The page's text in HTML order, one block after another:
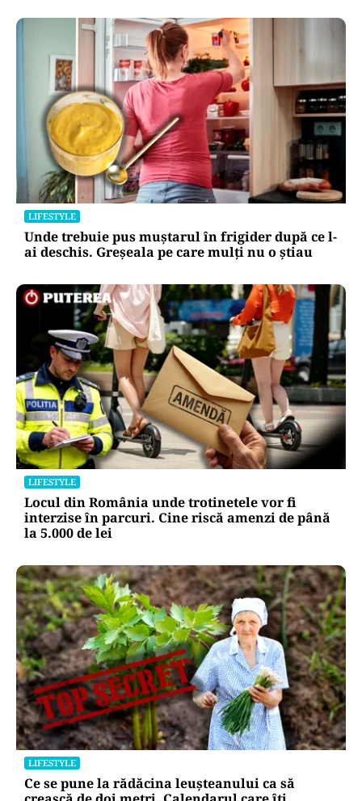
LIFESTYLE
Unde trebuie pus muștarul în frigider după ce l-
ai deschis. Greșeala pe care mulți nu o știau
LIFESTYLE
Locul din România unde trotinetele vor fi
interzise în parcuri. Cine riscă amenzi de până
la 5.000 de lei
LIFESTYLE
Ce se pune la rădăcina leușteanului ca să